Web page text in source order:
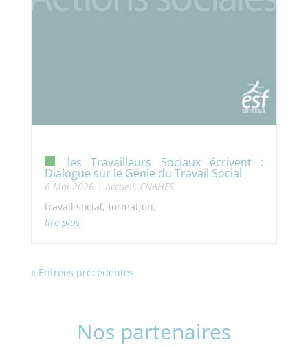
les Travailleurs Sociaux écrivent :
Dialogue sur le Génie du Travail Social
6 Mai 2026|Accueil, CNAHES
travail social, formation,
lire plus
« Entrées précédentes
Nos partenaires